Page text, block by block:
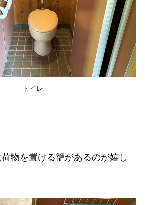
トイレ
物を置ける籠があるのが嬉し